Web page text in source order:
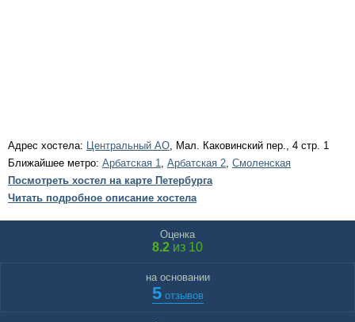
Адрес хостела: Центральный АО, Мал. Каковинский пер., 4 стр. 1
Ближайшее метро: Арбатская 1, Арбатская 2, Смоленская
Посмотреть хостел на карте Петербурга
Читать подробное описание хостела
Оценка
8.2 из 10
на основании
5отзывов